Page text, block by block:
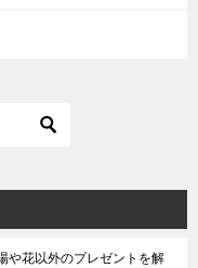
や花以外のプレゼントを解